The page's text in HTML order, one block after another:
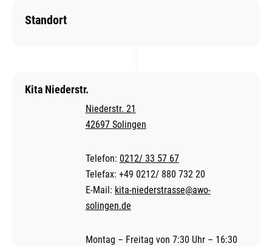
Standort
Kita Niederstr.
Niederstr. 21
42697 Solingen
Telefon: 0212/ 33 57 67
Telefax: +49 0212/ 880 732 20
E-Mail: kita-niederstrasse@awo-
solingen.de
Montag – Freitag von 7:30 Uhr – 16:30